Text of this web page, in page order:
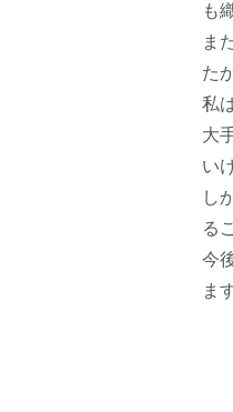
も
ま
た
私
大
い
し
る
今
ま